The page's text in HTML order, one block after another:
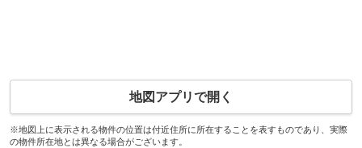
地図アプリで開く
※地図上に表示される物件の位置は付近住所に所在することを表すものであり、実際
の物件所在地とは異なる場合がございます。